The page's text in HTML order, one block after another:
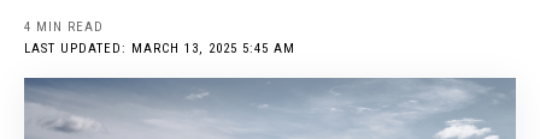
LAST UPDATED: MARCH 13, 2025 5:45 AM
4 MIN READ